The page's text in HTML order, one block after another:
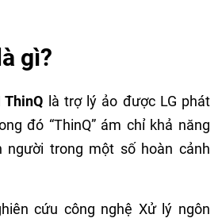
gì?
ThinQ là trợ lý ảo được LG phát
đó “ThinQ” ám chỉ khả năng
người trong một số hoàn cảnh
cứu công nghệ Xử lý ngôn